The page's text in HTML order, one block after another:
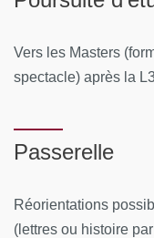
Vers les Masters
spectacle) après la
Passerelle
Réorientations
(lettres ou histoire